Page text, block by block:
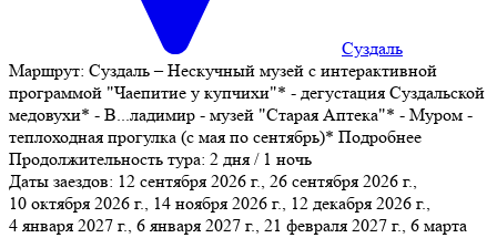
Суздаль
Маршрут: Суздаль – Нескучный музей с интерактивной
программой "Чаепитие у купчихи"* - дегустация Суздальской
медовухи* - В...ладимир - музей "Старая Аптека"* - Муром -
теплоходная прогулка (с мая по сентябрь)* Подробнее
Продолжительность тура: 2 дня / 1 ночь
Даты заездов: 12 сентября 2026 г., 26 сентября 2026 г.,
10 октября 2026 г., 14 ноября 2026 г., 12 декабря 2026 г.,
4 января 2027 г., 6 января 2027 г., 21 февраля 2027 г., 6 марта